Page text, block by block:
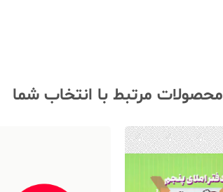
محصولات مرتبط با انتخاب شما